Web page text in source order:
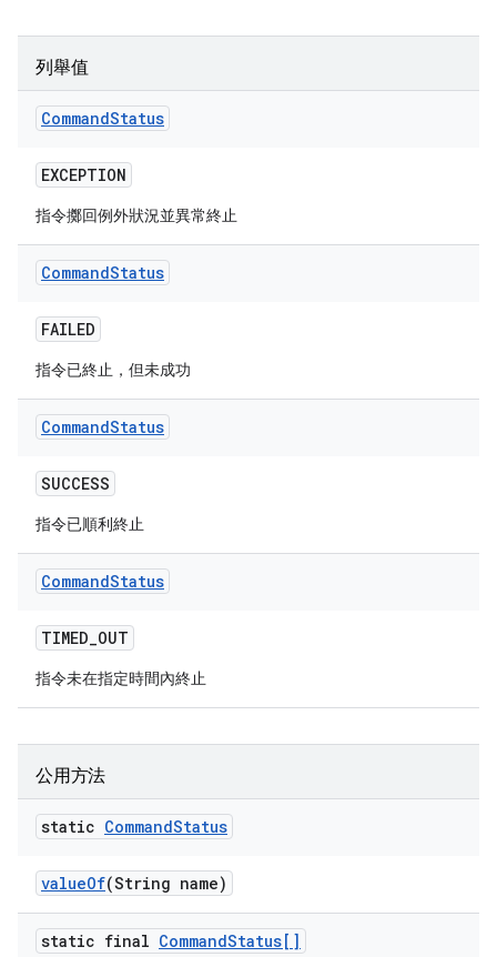
列舉值
CommandStatus
EXCEPTION
指令擲回例外狀況並異常終止
CommandStatus
FAILED
指令已終止，但未成功
CommandStatus
SUCCESS
指令已順利終止
CommandStatus
TIMED_OUT
指令未在指定時間內終止
公用方法
static CommandStatus
valueOf(String name)
static final CommandStatus[]